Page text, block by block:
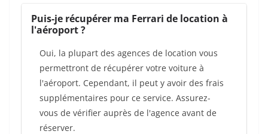
Puis-je récupérer ma Ferrari de location à
l'aéroport ?
Oui, la plupart des agences de location vous
permettront de récupérer votre voiture à
l'aéroport. Cependant, il peut y avoir des frais
supplémentaires pour ce service. Assurez-
vous de vérifier auprès de l'agence avant de
réserver.